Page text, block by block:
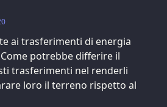
ai trasferimenti di energia
potrebbe differire il
trasferimenti nel renderli
loro il terreno rispetto al